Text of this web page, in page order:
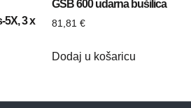
5X, 3 x
GSB 600 udarna bušilica
81,81 €
Dodaj u košaricu